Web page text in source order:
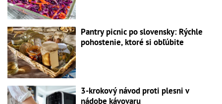
Pantry picnic po slovensky: Rýchle
pohostenie, ktoré si obľúbite
3-krokový návod proti plesni v
nádobe kávovaru